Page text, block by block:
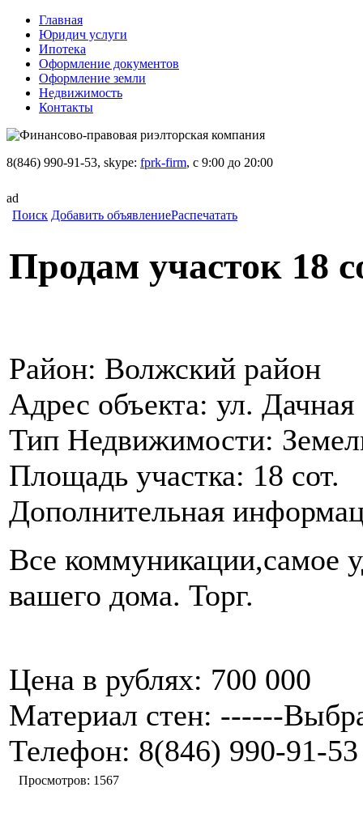
Главная
Юридич услуги
Ипотека
Оформление документов
Оформление земли
Недвижимость
Контакты
8(846) 990-91-53, skype: fprk-firm, с 9:00 до 20:00
ad
Поиск Добавить объявлениеРаспечатать
Продам участок 18
Район: Волжский район
Адрес объекта: ул. Дачная
Тип Недвижимости:
Площадь участка: 18 сот.
Дополнительная
Все коммуникации,самое
вашего дома. Торг.
Цена в рублях: 700 000
Материал стен: ------
Телефон: 8(846) 990-91-53
Просмотров: 1567